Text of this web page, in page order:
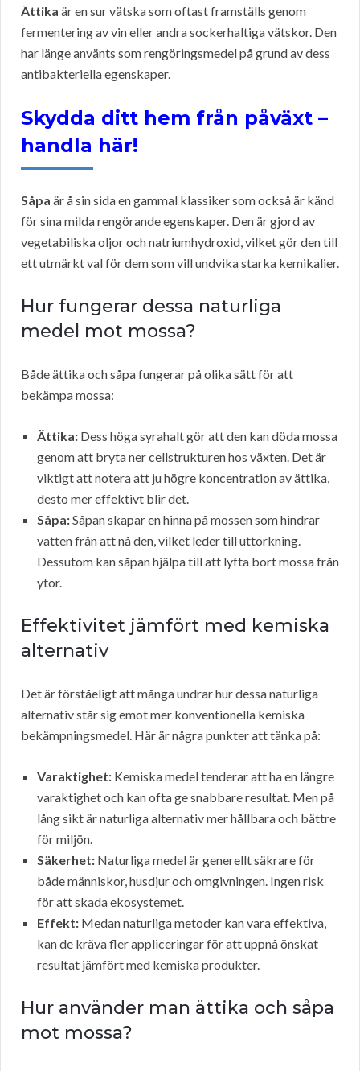
Ättika är en sur vätska som oftast framställs genom
fermentering av vin eller andra sockerhaltiga vätskor. Den
har länge använts som rengöringsmedel på grund av dess
antibakteriella egenskaper.
Skydda ditt hem från påväxt –
handla här!
Såpa är å sin sida en gammal klassiker som också är känd
för sina milda rengörande egenskaper. Den är gjord av
vegetabiliska oljor och natriumhydroxid, vilket gör den till
ett utmärkt val för dem som vill undvika starka kemikalier.
Hur fungerar dessa naturliga
medel mot mossa?
Både ättika och såpa fungerar på olika sätt för att
bekämpa mossa:
Ättika: Dess höga syrahalt gör att den kan döda mossa
genom att bryta ner cellstrukturen hos växten. Det är
viktigt att notera att ju högre koncentration av ättika,
desto mer effektivt blir det.
Såpa:Såpan skapar en hinna på mossen som hindrar
vatten från att nå den, vilket leder till uttorkning.
Dessutom kan såpan hjälpa till att lyfta bort mossa från
ytor.
Effektivitet jämfört med kemiska
alternativ
Det är förståeligt att många undrar hur dessa naturliga
alternativ står sig emot mer konventionella kemiska
bekämpningsmedel. Här är några punkter att tänka på:
Varaktighet: Kemiska medel tenderar att ha en längre
varaktighet och kan ofta ge snabbare resultat. Men på
lång sikt är naturliga alternativ mer hållbara och bättre
för miljön.
Säkerhet: Naturliga medel är generellt säkrare för
både människor, husdjur och omgivningen. Ingen risk
för att skada ekosystemet.
Effekt: Medan naturliga metoder kan vara effektiva,
kan de kräva fler appliceringar för att uppnå önskat
resultat jämfört med kemiska produkter.
Hur använder man ättika och såpa
mot mossa?